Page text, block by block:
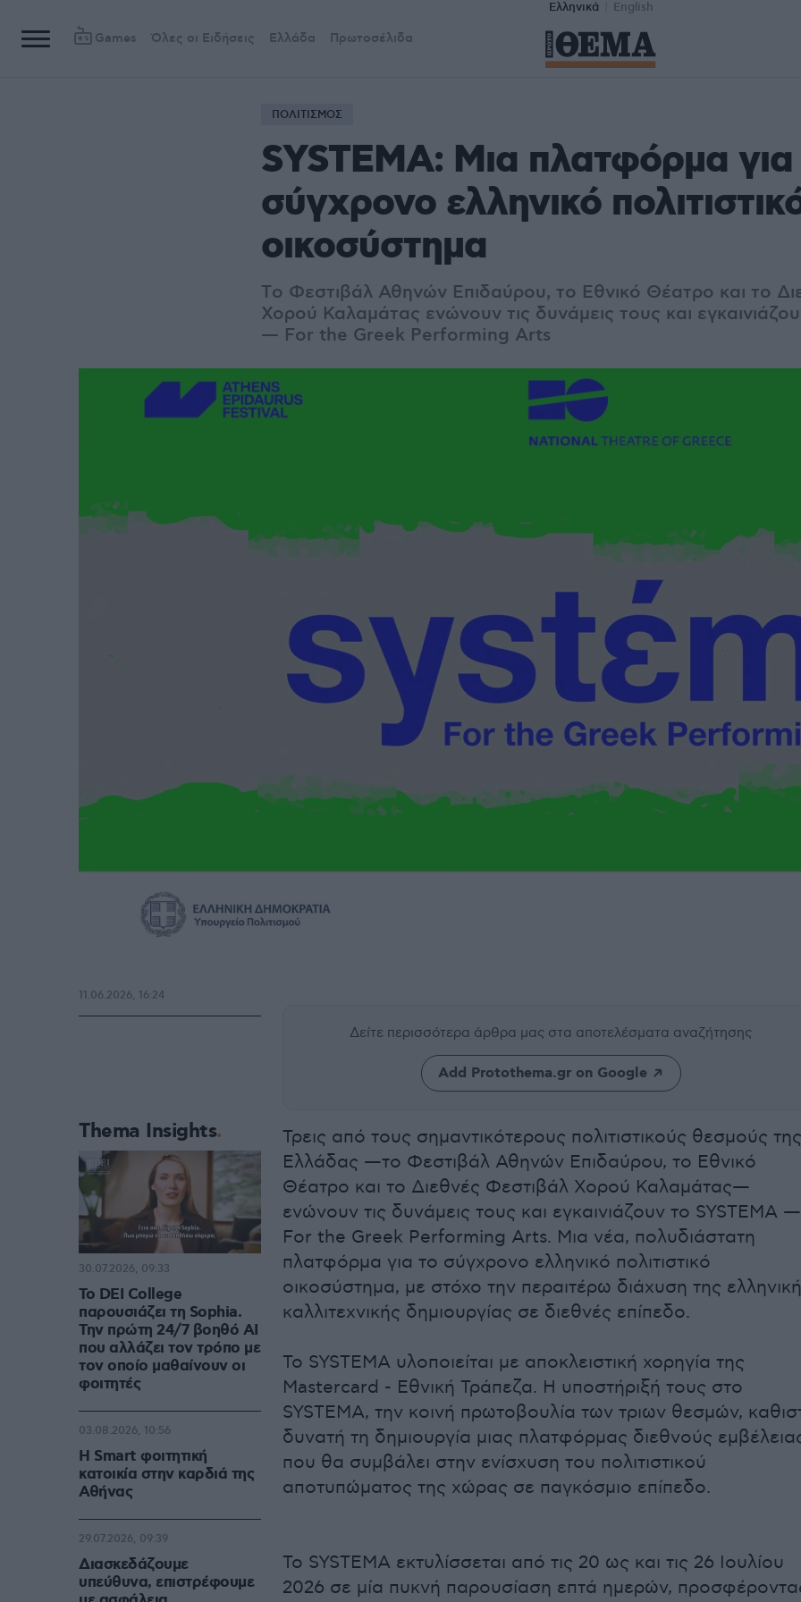
Ελληνικά English
Games Όλες οι Ειδήσεις Ελλάδα Πρωτοσέλιδα
ΠΟΛΙΤΙΣΜΟΣ
SYSTEMA: Μια πλατφόρμα για
σύγχρονο ελληνικό
οικοσύστημα
Tο Φεστιβάλ Αθηνών Επιδαύρου, το Εθνικό Θέατρο και το
Χορού Καλαμάτας ενώνουν τις δυνάμεις τους και
— For the Greek Performing Arts
Δείτε περισσότερα άρθρα μας στα αποτελέσματα αναζήτησης
Add Protothema.gr on Google
Τρεις από τους σημαντικότερους πολιτιστικούς θεσμούς της
Ελλάδας —το Φεστιβάλ Αθηνών Επιδαύρου, το Εθνικό
Θέατρο και το Διεθνές Φεστιβάλ Χορού Καλαμάτας—
ενώνουν τις δυνάμεις τους και εγκαινιάζουν το SYSTEMA —
For the Greek Performing Arts. Μια νέα, πολυδιάστατη
πλατφόρμα για το σύγχρονο ελληνικό πολιτιστικό
οικοσύστημα, με στόχο την περαιτέρω διάχυση της
καλλιτεχνικής δημιουργίας σε διεθνές επίπεδο.
Το SYSTEMA υλοποιείται με αποκλειστική χορηγία της
Mastercard - Εθνική Τράπεζα. Η υποστήριξή τους στο
SYSTEMA, την κοινή πρωτοβουλία των τριων θεσμών,
δυνατή τη δημιουργία μιας πλατφόρμας διεθνούς
που θα συμβάλει στην ενίσχυση του πολιτιστικού
αποτυπώματος της χώρας σε παγκόσμιο επίπεδο.
Το SYSTEMA εκτυλίσσεται από τις 20 ως και τις 26 Ιουλίου
2026 σε μία πυκνή παρουσίαση επτά ημερών,
11.06.2026, 16:24
Thema Insights
Το DEI College
παρουσιάζει τη Sophia.
Την πρώτη 24/7 βοηθό AI
που αλλάζει τον τρόπο με
τον οποίο μαθαίνουν οι
φοιτητές
30.07.2026, 09:33
Η Smart φοιτητική
κατοικία στην καρδιά της
Αθήνας
03.08.2026, 10:56
Διασκεδάζουμε
υπεύθυνα, επιστρέφουμε
29.07.2026, 09:39